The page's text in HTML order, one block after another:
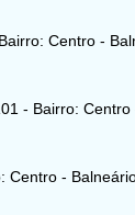
Centro -
- Bairro:
Centro -